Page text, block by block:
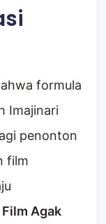
formula
Imajinari
penonton
film
Agak